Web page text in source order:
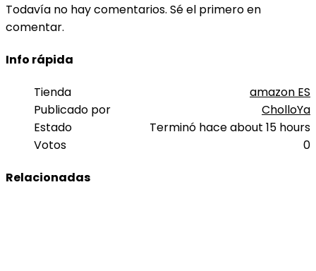
Todavía no hay comentarios. Sé el primero en
comentar.
Info rápida
Tienda
amazon ES
Publicado por
CholloYa
Estado
Terminó hace about 15 hours
Votos
0
Relacionadas